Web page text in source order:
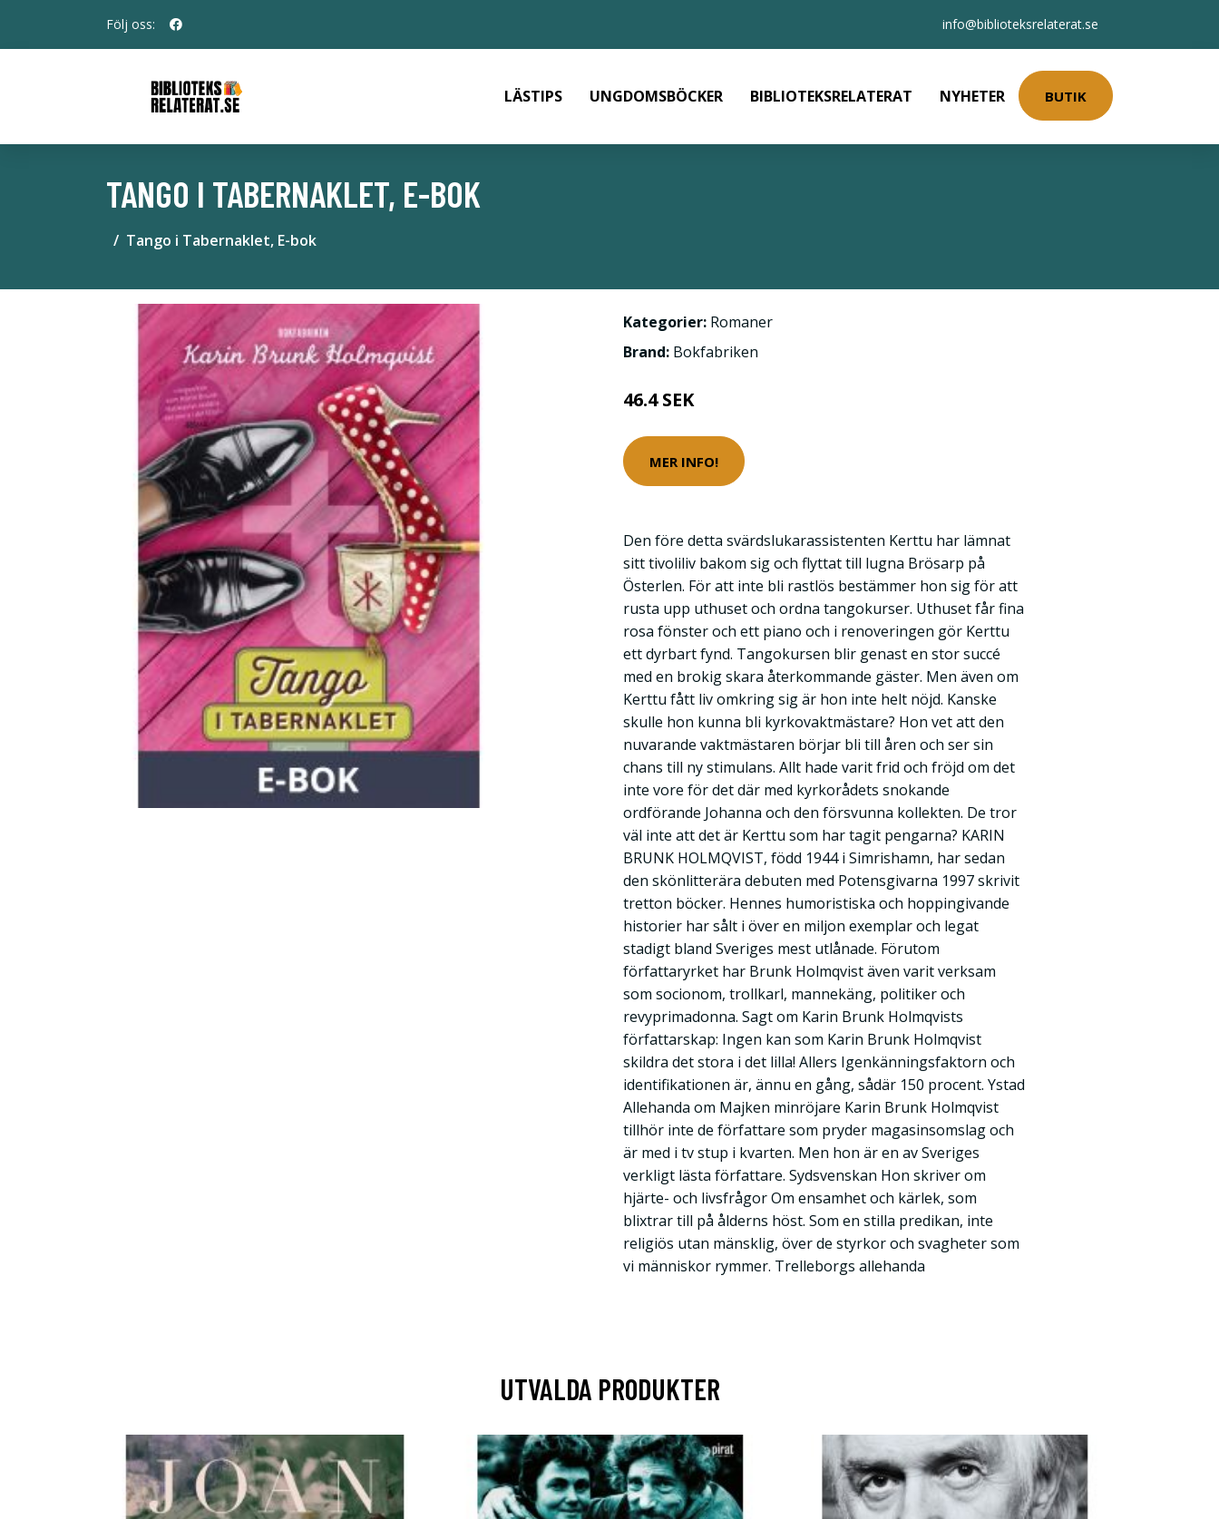
Följ oss: info@biblioteksrelaterat.se
LÄSTIPS UNGDOMSBÖCKER BIBLIOTEKSRELATERAT NYHETER BUTIK
TANGO I TABERNAKLET, E-BOK
Tango i Tabernaklet, E-bok
Kategorier: Romaner
Brand: Bokfabriken
46.4 SEK
MER INFO!
Den före detta svärdslukarassistenten Kerttu har lämnat
sitt tivoliliv bakom sig och flyttat till lugna Brösarp på
Österlen. För att inte bli rastlös bestämmer hon sig för att
rusta upp uthuset och ordna tangokurser. Uthuset får fina
rosa fönster och ett piano och i renoveringen gör Kerttu
ett dyrbart fynd. Tangokursen blir genast en stor succé
med en brokig skara återkommande gäster. Men även om
Kerttu fått liv omkring sig är hon inte helt nöjd. Kanske
skulle hon kunna bli kyrkovaktmästare? Hon vet att den
nuvarande vaktmästaren börjar bli till åren och ser sin
chans till ny stimulans. Allt hade varit frid och fröjd om det
inte vore för det där med kyrkorådets snokande
ordförande Johanna och den försvunna kollekten. De tror
väl inte att det är Kerttu som har tagit pengarna? KARIN
BRUNK HOLMQVIST, född 1944 i Simrishamn, har sedan
den skönlitterära debuten med Potensgivarna 1997 skrivit
tretton böcker. Hennes humoristiska och hoppingivande
historier har sålt i över en miljon exemplar och legat
stadigt bland Sveriges mest utlånade. Förutom
författaryrket har Brunk Holmqvist även varit verksam
som socionom, trollkarl, mannekäng, politiker och
revyprimadonna. Sagt om Karin Brunk Holmqvists
författarskap: Ingen kan som Karin Brunk Holmqvist
skildra det stora i det lilla! Allers Igenkänningsfaktorn och
identifikationen är, ännu en gång, sådär 150 procent. Ystad
Allehanda om Majken minröjare Karin Brunk Holmqvist
tillhör inte de författare som pryder magasinsomslag och
är med i tv stup i kvarten. Men hon är en av Sveriges
verkligt lästa författare. Sydsvenskan Hon skriver om
hjärte- och livsfrågor Om ensamhet och kärlek, som
blixtrar till på ålderns höst. Som en stilla predikan, inte
religiös utan mänsklig, över de styrkor och svagheter som
vi människor rymmer. Trelleborgs allehanda
UTVALDA PRODUKTER